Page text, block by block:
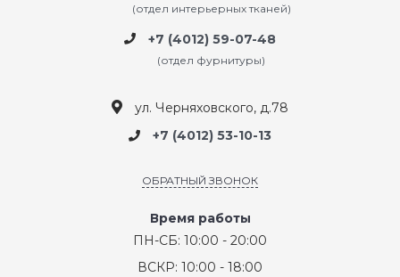
(отдел интерьерных тканей)
+7 (4012) 59-07-48
(отдел фурнитуры)
ул. Черняховского, д.78
+7 (4012) 53-10-13
ОБРАТНЫЙ ЗВОНОК
Время работы
ПН-СБ: 10:00 - 20:00
ВСКР: 10:00 - 18:00